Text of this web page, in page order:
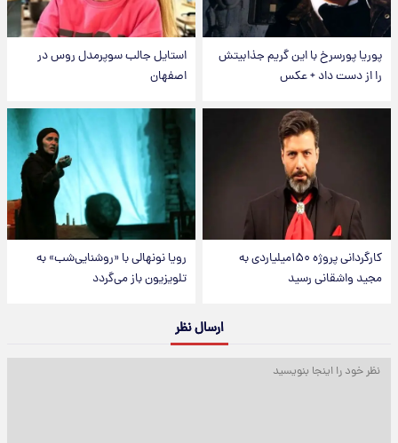
پوریا پورسرخ با این گریم جذابیتش
را از دست داد + عکس
استایل جالب سوپرمدل روس در
اصفهان
کارگردانی پروژه ۱۵۰میلیاردی به
مجید واشقانی رسید
رویا نونهالی با «روشنایی‌شب» به
تلویزیون باز می‌گردد
ارسال نظر